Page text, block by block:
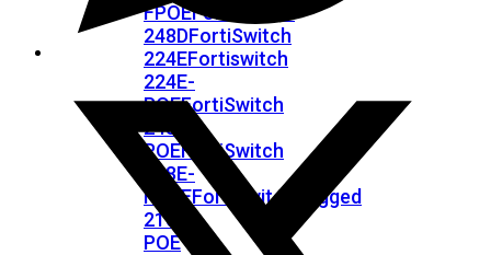
FPOEFortiSwitch
248DFortiSwitch
224EFortiswitch
224E-
POEFortiSwitch
248E-
POEFortiSwitch
248E-
FPOEFortiSwitchRugged
216F-
POE